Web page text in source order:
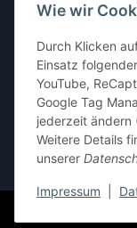
Wie wir
Durch Klicken
Einsatz
YouTube,
Google Tag
jederzeit ändern
Weitere Details
unserer
Impressum
Sonntag:
* Alle Preise inkl.